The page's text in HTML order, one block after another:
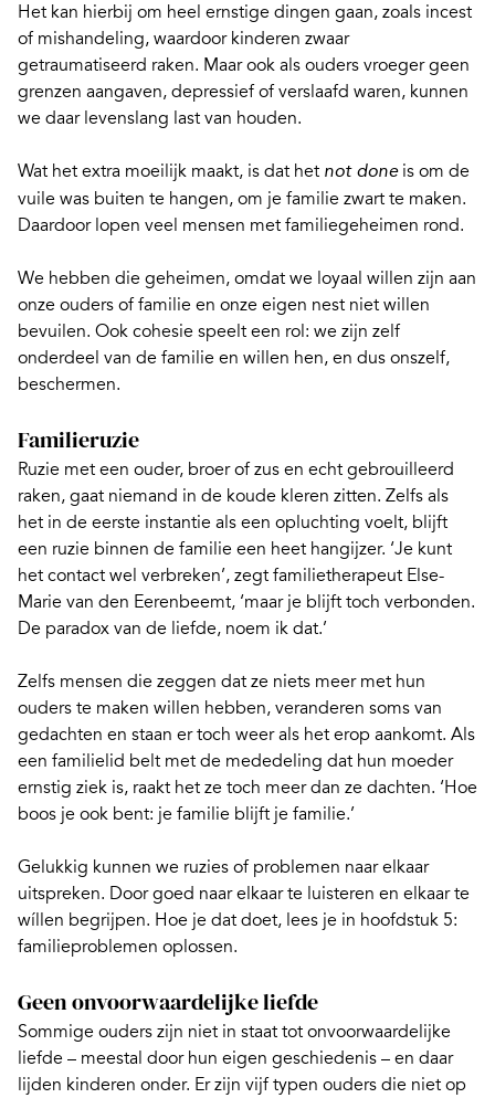
Het kan hierbij om heel ernstige dingen gaan, zoals incest
of mishandeling, waardoor kinderen zwaar
getraumatiseerd raken. Maar ook als ouders vroeger geen
grenzen aangaven, depressief of verslaafd waren, kunnen
we daar levenslang last van houden.
Wat het extra moeilijk maakt, is dat het not doneis om de
vuile was buiten te hangen, om je familie zwart te maken.
Daardoor lopen veel mensen met familiegeheimen rond.
We hebben die geheimen, omdat we loyaal willen zijn aan
onze ouders of familie en onze eigen nest niet willen
bevuilen. Ook cohesie speelt een rol: we zijn zelf
onderdeel van de familie en willen hen, en dus onszelf,
beschermen.
Familieruzie
Ruzie met een ouder, broer of zus en echt gebrouilleerd
raken, gaat niemand in de koude kleren zitten. Zelfs als
het in de eerste instantie als een opluchting voelt, blijft
een ruzie binnen de familie een heet hangijzer. ‘Je kunt
het contact wel verbreken’, zegt familietherapeut Else-
Marie van den Eerenbeemt, ‘maar je blijft toch verbonden.
De paradox van de liefde, noem ik dat.’
Zelfs mensen die zeggen dat ze niets meer met hun
ouders te maken willen hebben, veranderen soms van
gedachten en staan er toch weer als het erop aankomt. Als
een familielid belt met de mededeling dat hun moeder
ernstig ziek is, raakt het ze toch meer dan ze dachten. ‘Hoe
boos je ook bent: je familie blijft je familie.’
Gelukkig kunnen we ruzies of problemen naar elkaar
uitspreken. Door goed naar elkaar te luisteren en elkaar te
wíllen begrijpen. Hoe je dat doet, lees je in hoofdstuk 5:
familieproblemen oplossen.
Geen onvoorwaardelijke liefde
Sommige ouders zijn niet in staat tot onvoorwaardelijke
liefde – meestal door hun eigen geschiedenis – en daar
lijden kinderen onder. Er zijn vijf typen ouders die niet op